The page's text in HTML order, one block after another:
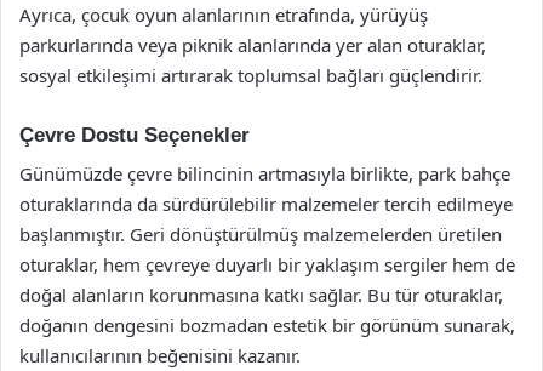
Ayrıca, çocuk oyun alanlarının etrafında, yürüyüş
parkurlarında veya piknik alanlarında yer alan oturaklar,
sosyal etkileşimi artırarak toplumsal bağları güçlendirir.
Çevre Dostu Seçenekler
Günümüzde çevre bilincinin artmasıyla birlikte, park bahçe
oturaklarında da sürdürülebilir malzemeler tercih edilmeye
başlanmıştır. Geri dönüştürülmüş malzemelerden üretilen
oturaklar, hem çevreye duyarlı bir yaklaşım sergiler hem de
doğal alanların korunmasına katkı sağlar. Bu tür oturaklar,
doğanın dengesini bozmadan estetik bir görünüm sunarak,
kullanıcılarının beğenisini kazanır.